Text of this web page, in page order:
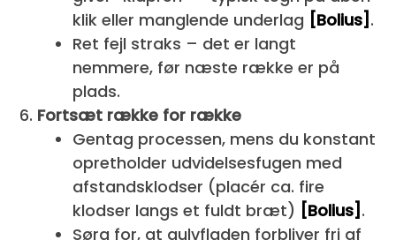
klik eller manglende underlag [Bolius] .
Ret fejl straks – det er langt
nemmere, før næste række er på
plads.
Fortsæt række for række
Gentag processen, mens du konstant
opretholder udvidelsesfugen med
afstandsklodser (placér ca. fire
klodser langs et fuldt bræt) [Bolius] .
Sørg for, at gulvfladen forbliver fri af